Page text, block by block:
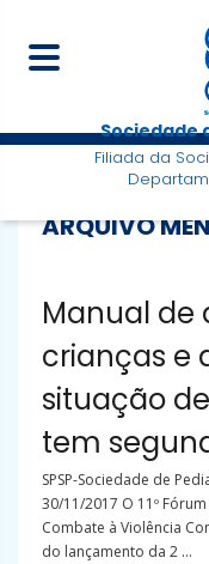
Sociedade
Filiada da
ARQUIVO
Manual de
crianças e
situação
tem
SPSP-Sociedade de
30/11/2017 O 11º
Combate à Violência
do lançamento da 2 ...